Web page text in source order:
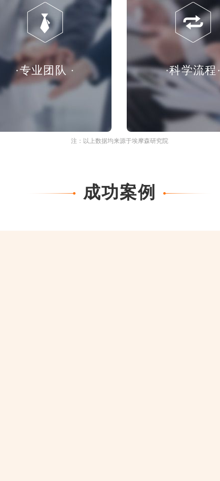
·专业团队 · ·科学流程·
注：以上数据均来源于埃摩森研究院
成功案例